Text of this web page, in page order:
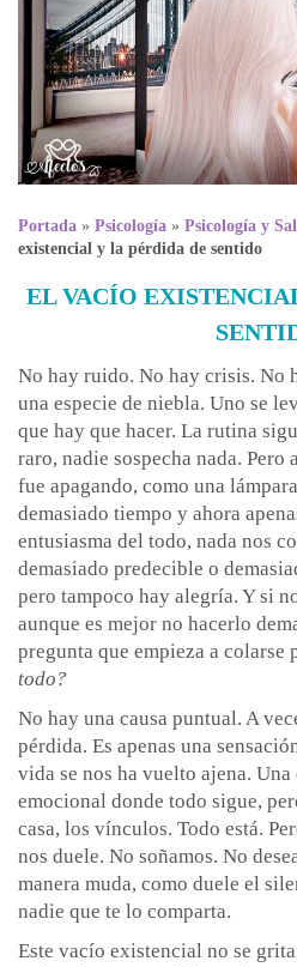
Portada » Psicología » Psicología y
existencial y la pérdida de sentido
EL VACÍO
No hay ruido. No hay crisis. No
una especie de niebla. Uno se
que hay que hacer. La rutina
raro, nadie sospecha nada. Pero
fue apagando, como una
demasiado tiempo y ahora
entusiasma del todo, nada nos
demasiado predecible o
pero tampoco hay alegría. Y si
aunque es mejor no hacerlo
pregunta que empieza a colarse
todo?
No hay una causa puntual. A
pérdida. Es apenas una
vida se nos ha vuelto ajena.
emocional donde todo sigue,
casa, los vínculos. Todo está.
nos duele. No soñamos. No
manera muda, como duele el
nadie que te lo comparta.
Este vacío existencial no se